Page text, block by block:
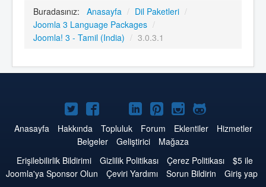
Buradasınız: Anasayfa / Dil Paketleri /
Joomla 3 Language Packages /
Joomla! 3 - Tamil (India) / 3.0.3.1
Twitter'da
Joomla
Facebook'da
Joomla
YouTube'da
Joomla
LinkedIn'de
Joomla
Pinterest'de
Joomla
Instagram'da
Joomla
GitHub'da
Joomla
Anasayfa Hakkında Topluluk Forum Eklentiler
Hizmetler
Belgeler
Geliştirici
Mağaza
Erişilebilirlik Bildirimi
Gizlilik Politikası Çerez Politikası
$5 ile
Joomla'ya Sponsor Olun
Çeviri Yardımı Sorun Bildirin
Giriş yap